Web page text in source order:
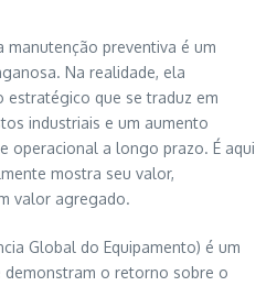
manutenção preventiva é um
Na realidade, ela
estratégico que se traduz em
industriais e um aumento
operacional a longo prazo. É aqui
mostra seu valor,
valor agregado.
Global do Equipamento) é um
demonstram o retorno sobre o